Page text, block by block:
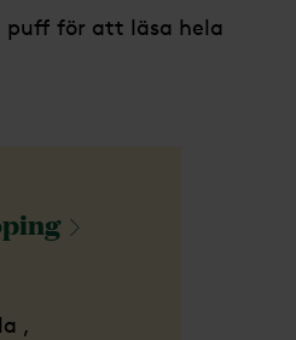
puff för att läsa hela
,